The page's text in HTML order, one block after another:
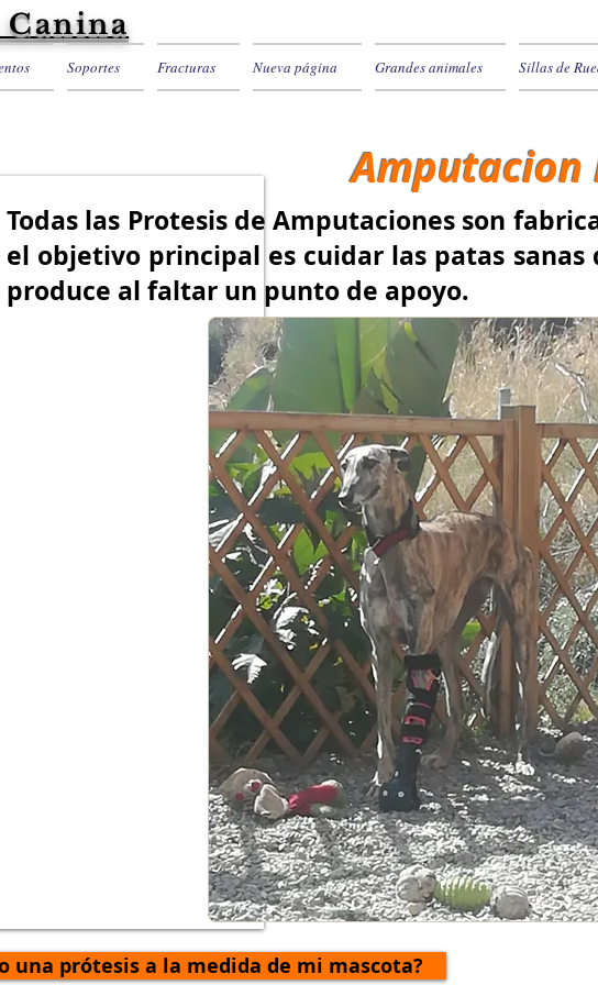
Soportes Fracturas Nueva página Grandes animales Sillas de
Todas las Protesis de Amputaciones son
el objetivo principal es cuidar las patas
produce al faltar un punto de apoyo.
una prótesis a la medida de mi mascota?